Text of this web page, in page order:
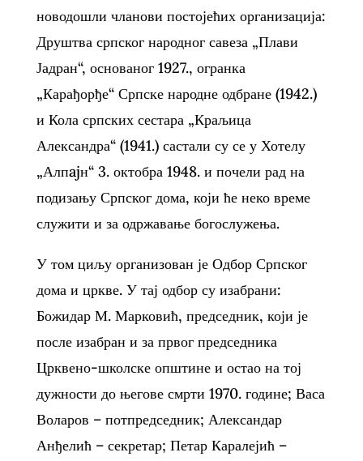
новодошли чланови постојећих организација:
Друштва српског народног савеза „Плави
Јадран“, основаног 1927., огранка
„Карађорђе“ Српске народне одбране (1942.)
и Кола српских сестара „Краљица
Александра“ (1941.) састали су се у Хотелу
„Алпajн“ 3. октобра 1948. и почели рад на
подизању Српског дома, који ће неко време
служити и за одржавање богослужења.
У том циљу организован је Одбор Српског
дома и цркве. У тај одбор су изабрани:
Божидар М. Марковић, председник, који је
после изабран и за првог председника
Црквено-школске општине и остао на тој
дужности до његове смрти 1970. године; Васа
Воларов – потпредседник; Александар
Анђелић – секретар; Петар Каралејић –